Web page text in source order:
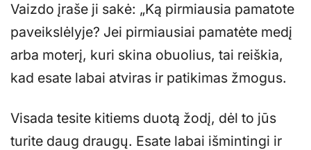
Vaizdo įraše ji sakė: „Ką pirmiausia pamatote
paveikslėlyje? Jei pirmiausiai pamatėte medį
arba moterį, kuri skina obuolius, tai reiškia,
kad esate labai atviras ir patikimas žmogus.
Visada tesite kitiems duotą žodį, dėl to jūs
turite daug draugų. Esate labai išmintingi ir